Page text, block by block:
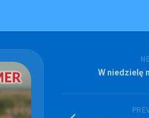
W niedzielę